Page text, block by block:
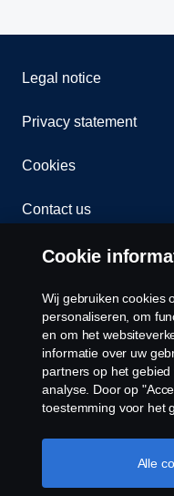
Legal notice
Privacy statement
Cookies
Contact us
Cookie settings
© Copyright Scania 2026
+46-8-55 38 10 00, Fax:
Cookie
Wij gebruiken cookies
personaliseren, om
en om het
informatie over uw
partners op het
analyse. Door op
toestemming voor het
door op "Cookie
categorieën te
Alle